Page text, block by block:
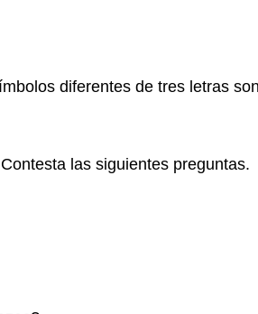
diferentes de tres letras
las siguientes preguntas.